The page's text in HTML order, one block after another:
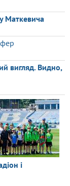
Маткевича
вигляд. Видно,
і